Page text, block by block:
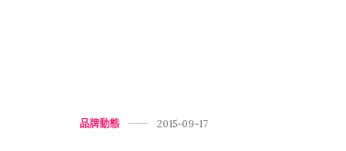
品牌動態 2015-09-17